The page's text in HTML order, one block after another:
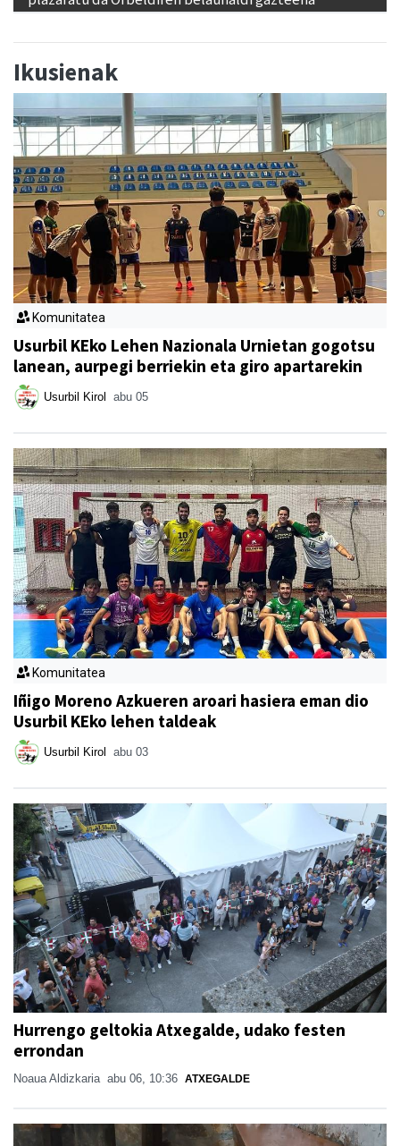
Ikusienak
Komunitatea
Usurbil KEko Lehen Nazionala Urnietan gogotsu
lanean, aurpegi berriekin eta giro apartarekin
Usurbil Kirol abu 05
Komunitatea
Iñigo Moreno Azkueren aroari hasiera eman dio
Usurbil KEko lehen taldeak
Usurbil Kirol abu 03
Hurrengo geltokia Atxegalde, udako festen
errondan
Noaua Aldizkaria abu 06, 10:36 ATXEGALDE